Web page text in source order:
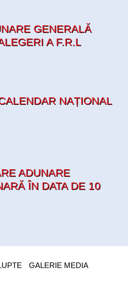
GENERALĂ
A F.R.L
NAȚIONAL
ADUNARE
ÎN DATA DE 10
GALERIE MEDIA